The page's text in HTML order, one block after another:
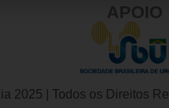
APOIO
2025 | Todos os Direitos